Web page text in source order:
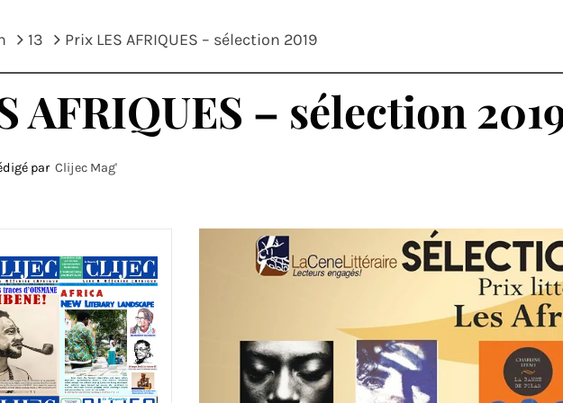
13 Prix LES AFRIQUES – sélection 2019
AFRIQUES – sélection
par Clijec Mag'